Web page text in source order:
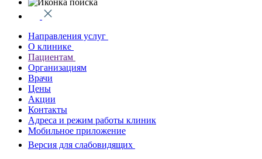
Направления услуг
О клинике
Пациентам
Организациям
Врачи
Цены
Акции
Контакты
Адреса и режим работы клиник
Мобильное приложение
Версия для слабовидящих